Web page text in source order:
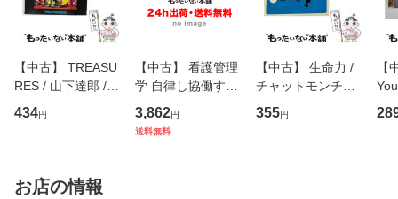
【中古】 TREASU
RES / 山下達郎 /
イーストウエス
ト・ジャパン [CD]
434円
【中古】 看護管理
学 自律し協働する
専門職の看護マネ
ジメントスキル 改
3,862円
送料無料
【中古】 生命力 /
チャットモンチー /
キューンレコード
[CD]【メール便送
355円
【
のが
お店の情報